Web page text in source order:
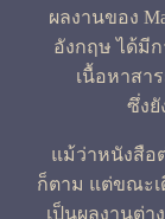
ผลงานของ
อังกฤษ ได้มี
เนื้อหาสา
ซึ่งยั
แม้ว่าหนังสือ
ก็ตาม แต่ขณะเ
เป็นผลงานต่า